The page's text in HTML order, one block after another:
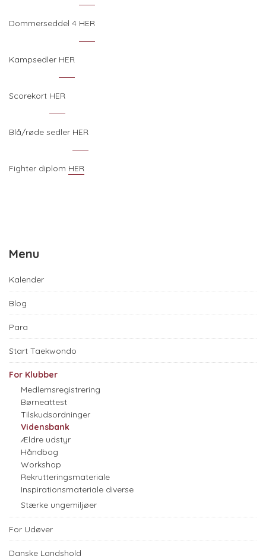
Dommerseddel 4 HER
Kampsedler HER
Scorekort HER
Blå/røde sedler HER
Fighter diplom HER
Menu
Kalender
Blog
Para
Start Taekwondo
For Klubber
Medlemsregistrering
Børneattest
Tilskudsordninger
Vidensbank
Ældre udstyr
Håndbog
Workshop
Rekrutteringsmateriale
Inspirationsmateriale diverse
Stærke ungemiljøer
For Udøver
Danske Landshold